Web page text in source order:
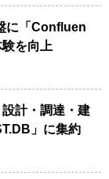
に「Confluen
を向上
計・調達・建
」に集約